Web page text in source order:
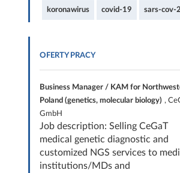
koronawirus covid-19 sars-cov-2
OFERTY PRACY
Business Manager / KAM for
Poland (genetics, molecular biology) ,
GmbH
Job description: Selling CeGaT
medical genetic diagnostic and
customized NGS services to
institutions/MDs and